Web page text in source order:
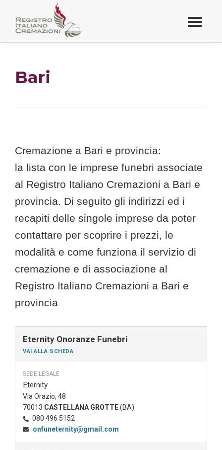
contenuto
principaleRegistro Italiano
Bari
Cremazione a Bari e provincia:
la lista con le imprese funebri associate
al Registro Italiano Cremazioni a Bari e
provincia. Di seguito gli indirizzi ed i
recapiti delle singole imprese da poter
contattare per scoprire i prezzi, le
modalità e come funziona il servizio di
cremazione e di associazione al
Registro Italiano Cremazioni a Bari e
provincia
Eternity Onoranze Funebri
VAI ALLA SCHEDA
SEDE LEGALE
Eternity
Via Orazio, 48
70013 CASTELLANA GROTTE(BA)
080 496 5152
onfuneternity@gmail.com